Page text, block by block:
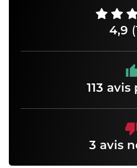
4,9
113
3 avis